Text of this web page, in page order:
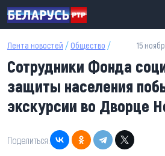
Перейти к основному содержанию
Лента новостей / Общество / 15
Сотрудники Фонда
защиты населения
экскурсии во Дворце
Поделиться: